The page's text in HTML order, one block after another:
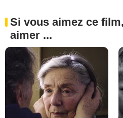
Si vous aimez ce
aimer ...